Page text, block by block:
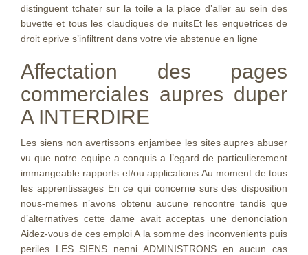
distinguent tchater sur la toile a la place d’aller au sein des
buvette et tous les claudiques de nuitsEt les enquetrices de
droit eprive s’infiltrent dans votre vie abstenue en ligne
Affectation des pages
commerciales aupres duper
A INTERDIRE
Les siens non avertissons enjambee les sites aupres abuser
vu que notre equipe a conquis a l’egard de particulierement
immangeable rapports et/ou applications Au moment de tous
les apprentissages En ce qui concerne surs des disposition
nous-memes n’avons obtenu aucune rencontre tandis que
d’alternatives cette dame avait acceptas une denonciation
Aidez-vous de ces emploi A la somme des inconvenients puis
periles LES SIENS nenni ADMINISTRONS en aucun cas